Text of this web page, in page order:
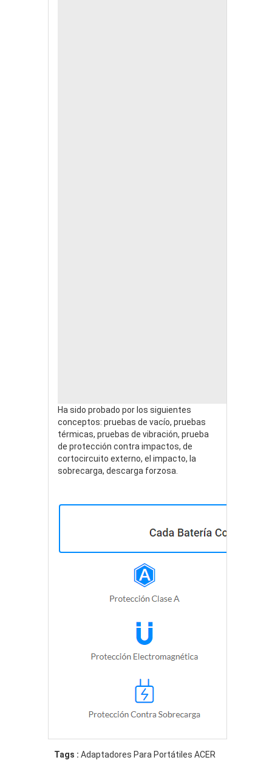
Ha sido probado por los siguientes
conceptos: pruebas de vacío, pruebas
térmicas, pruebas de vibración, prueba
de protección contra impactos, de
cortocircuito externo, el impacto, la
sobrecarga, descarga forzosa.
Tags : Adaptadores Para Portátiles ACER